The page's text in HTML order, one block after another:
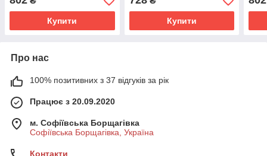
Купити
та волосся 250 мл.
Купити
Про нас
100% позитивних з 37 відгуків за рік
Працює з 20.09.2020
м. Софіївська Борщагівка
Софіївська Борщагівка, Україна
Контакти